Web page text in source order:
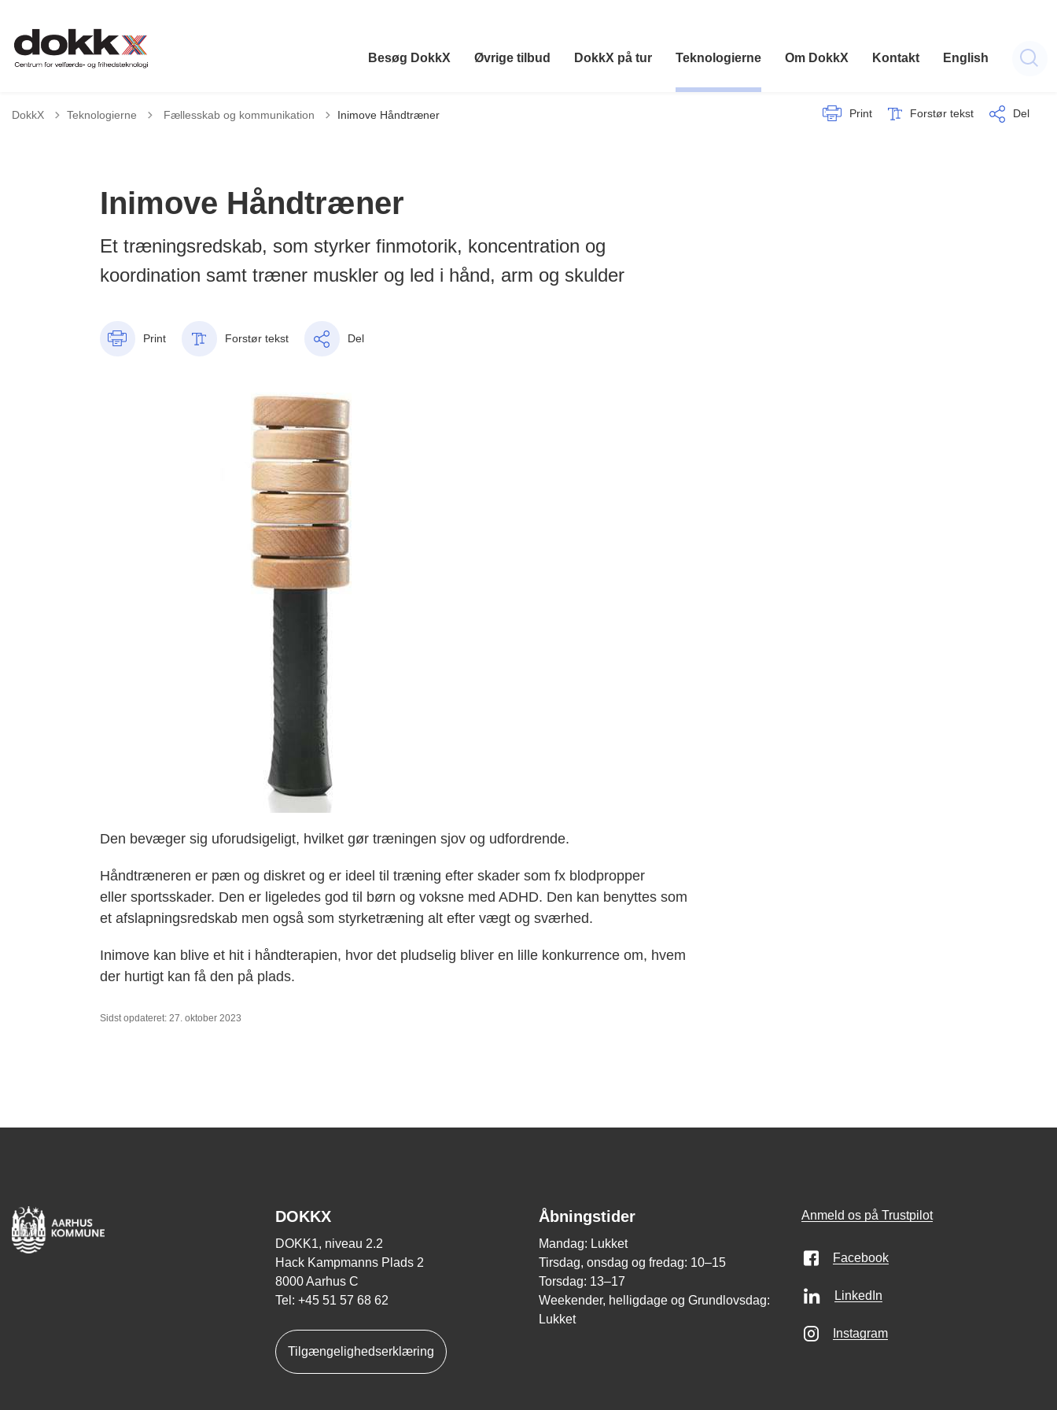
Besøg DokkX Øvrige tilbud DokkX på tur Teknologierne Om DokkX Kontakt English
DokkX Teknologierne Tilbage til
Fællesskab og kommunikation Inimove Håndtræner Print Forstør tekst Del
Inimove Håndtræner
Et træningsredskab, som styrker finmotorik, koncentration og
koordination samt træner muskler og led i hånd, arm og skulder
Print Forstør tekst Del
Den bevæger sig uforudsigeligt, hvilket gør træningen sjov og udfordrende.
Håndtræneren er pæn og diskret og er ideel til træning efter skader som fx blodpropper
eller sportsskader. Den er ligeledes god til børn og voksne med ADHD. Den kan benyttes som
et afslapningsredskab men også som styrketræning alt efter vægt og sværhed.
Inimove kan blive et hit i håndterapien, hvor det pludselig bliver en lille konkurrence om, hvem
der hurtigt kan få den på plads.
Sidst opdateret: 27. oktober 2023
DOKKX
DOKK1, niveau 2.2
Hack Kampmanns Plads 2
8000 Aarhus C
Tel: +45 51 57 68 62
Tilgængelighedserklæring
Åbningstider
Mandag: Lukket
Tirsdag, onsdag og fredag: 10–15
Torsdag: 13–17
Weekender, helligdage og Grundlovsdag:
Lukket
Anmeld os på Trustpilot
Facebook
LinkedIn
Instagram